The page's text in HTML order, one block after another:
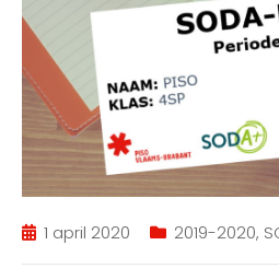
1 april 2020 2019-2020,